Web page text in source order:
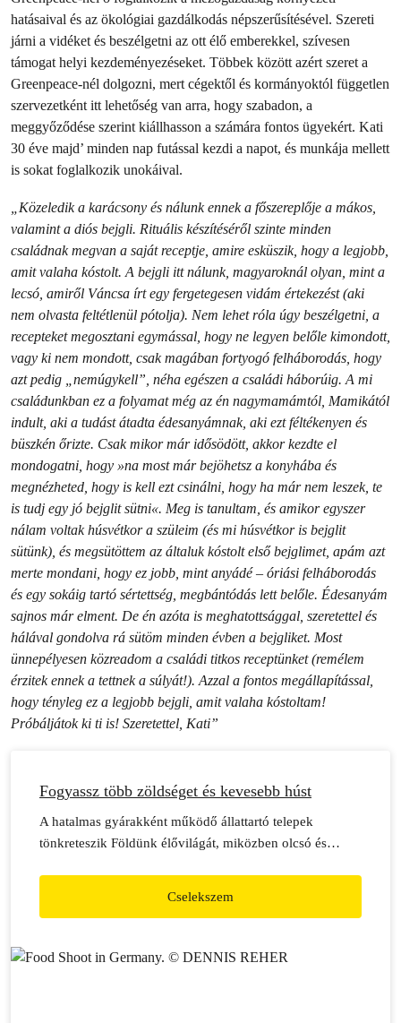
hatásaival és az ökológiai gazdálkodás népszerűsítésével. Szereti
járni a vidéket és beszélgetni az ott élő emberekkel, szívesen
támogat helyi kezdeményezéseket. Többek között azért szeret a
Greenpeace-nél dolgozni, mert cégektől és kormányoktól független
szervezetként itt lehetőség van arra, hogy szabadon, a
meggyőződése szerint kiállhasson a számára fontos ügyekért. Kati
30 éve majd’ minden nap futással kezdi a napot, és munkája mellett
is sokat foglalkozik unokáival.
„Közeledik a karácsony és nálunk ennek a főszereplője a mákos,
valamint a diós bejgli. Rituális készítéséről szinte minden
családnak megvan a saját receptje, amire esküszik, hogy a legjobb,
amit valaha kóstolt. A bejgli itt nálunk, magyaroknál olyan, mint a
lecsó, amiről Váncsa írt egy fergetegesen vidám értekezést (aki
nem olvasta feltétlenül pótolja). Nem lehet róla úgy beszélgetni, a
recepteket megosztani egymással, hogy ne legyen belőle kimondott,
vagy ki nem mondott, csak magában fortyogó felháborodás, hogy
azt pedig „nemúgykell”, néha egészen a családi háborúig. A mi
családunkban ez a folyamat még az én nagymamámtól, Mamikától
indult, aki a tudást átadta édesanyámnak, aki ezt féltékenyen és
büszkén őrizte. Csak mikor már idősödött, akkor kezdte el
mondogatni, hogy »na most már bejöhetsz a konyhába és
megnézheted, hogy is kell ezt csinálni, hogy ha már nem leszek, te
is tudj egy jó bejglit sütni«. Meg is tanultam, és amikor egyszer
nálam voltak húsvétkor a szüleim (és mi húsvétkor is bejglit
sütünk), és megsütöttem az általuk kóstolt első bejglimet, apám azt
merte mondani, hogy ez jobb, mint anyádé – óriási felháborodás
és egy sokáig tartó sértettség, megbántódás lett belőle. Édesanyám
sajnos már elment. De én azóta is meghatottsággal, szeretettel és
hálával gondolva rá sütöm minden évben a bejgliket. Most
ünnepélyesen közreadom a családi titkos receptünket (remélem
érzitek ennek a tettnek a súlyát!). Azzal a fontos megállapítással,
hogy tényleg ez a legjobb bejgli, amit valaha kóstoltam!
Próbáljátok ki ti is! Szeretettel, Kati”
Fogyassz több zöldséget és kevesebb húst
A hatalmas gyárakként működő állattartó telepek
tönkreteszik Földünk élővilágát, miközben olcsó és
Cselekszem